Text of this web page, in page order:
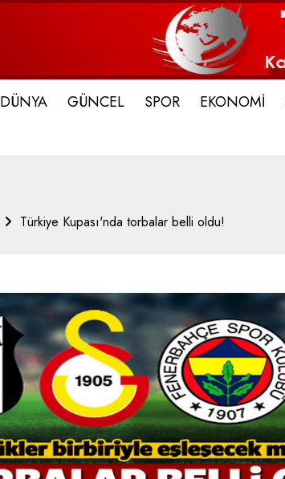
DÜNYA GÜNCEL SPOR EKONOMİ
Türkiye Kupası'nda torbalar belli oldu!